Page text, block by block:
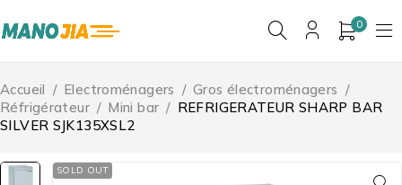
0
Accueil / Electroménagers / Gros électroménagers /
Réfrigérateur / Mini bar / REFRIGERATEUR SHARP BAR
SILVER SJK135XSL2
SOLD OUT